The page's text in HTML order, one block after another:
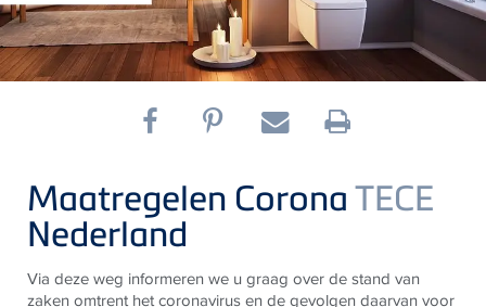
Maatregelen CoronaTECE
Nederland
Via deze weg informeren we u graag over de stand van
zaken omtrent het coronavirus en de gevolgen daarvan voor